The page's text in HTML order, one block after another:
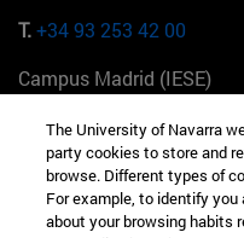
T.+34 93 253 42 00
Campus Madrid (IESE)
+34 912 11 30 00
Campus Nueva York
165 W 57th St 10019-
The University of Navarra
party cookies to store and
browse. Different types of
For example, to identify
about your browsing habits